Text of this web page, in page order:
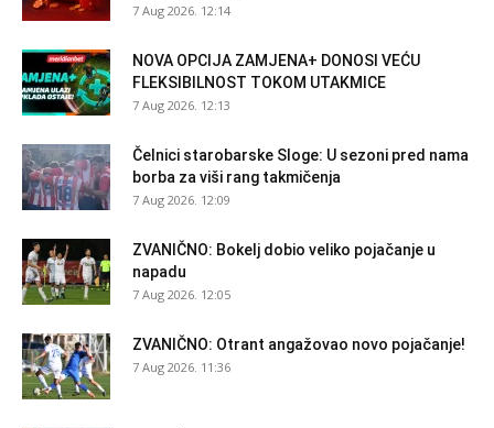
7 Aug 2026. 12:14
NOVA OPCIJA ZAMJENA+ DONOSI VEĆU
FLEKSIBILNOST TOKOM UTAKMICE
7 Aug 2026. 12:13
Čelnici starobarske Sloge: U sezoni pred nama
borba za viši rang takmičenja
7 Aug 2026. 12:09
ZVANIČNO: Bokelj dobio veliko pojačanje u
napadu
7 Aug 2026. 12:05
ZVANIČNO: Otrant angažovao novo pojačanje!
7 Aug 2026. 11:36